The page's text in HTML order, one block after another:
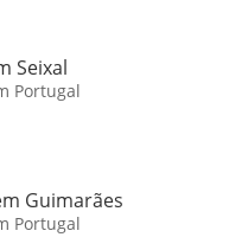
Seixal
Portugal
Guimarães
Portugal